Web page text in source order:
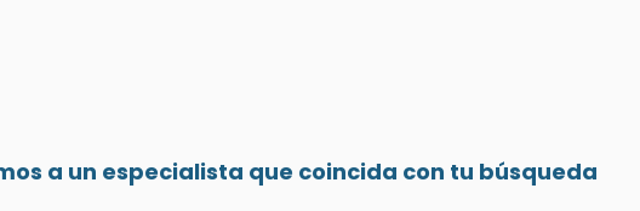
a un especialista que coincida con tu búsqueda